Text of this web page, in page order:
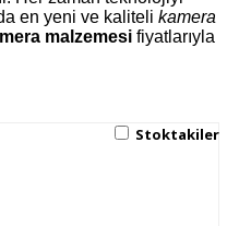
en yeni ve kaliteli kamera
malzemesi fiyatlarıyla
Stoktakiler